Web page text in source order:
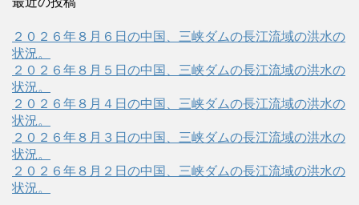
２０２６年８月６日の中国、三峡ダムの長江流域の洪水の
状況。
２０２６年８月５日の中国、三峡ダムの長江流域の洪水の
状況。
２０２６年８月４日の中国、三峡ダムの長江流域の洪水の
状況。
２０２６年８月３日の中国、三峡ダムの長江流域の洪水の
状況。
２０２６年８月２日の中国、三峡ダムの長江流域の洪水の
状況。